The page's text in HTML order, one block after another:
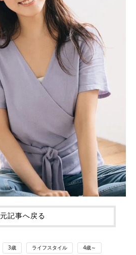
元記事へ戻る
3歳 ライフスタイル 4歳～